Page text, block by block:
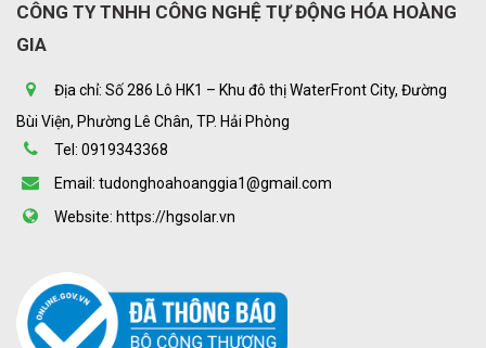
CÔNG TY TNHH CÔNG NGHỆ TỰ ĐỘNG HÓA HOÀNG
GIA
Địa chỉ: Số 286 Lô HK1 – Khu đô thị WaterFront City, Đường
Bùi Viện, Phường Lê Chân, TP. Hải Phòng
Tel: 0919343368
Email: tudonghoahoanggia1@gmail.com
Website: https://hgsolar.vn